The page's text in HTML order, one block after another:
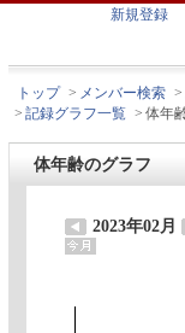
新規登録
トップ > メンバー検索 >
> 記録グラフ一覧 > 体年
体年齢のグラフ
2023年02月